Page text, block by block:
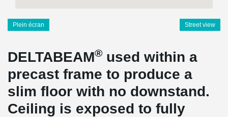
Plein écran Street view
DELTABEAM® used within a
precast frame to produce a
slim floor with no downstand.
Ceiling is exposed to fully